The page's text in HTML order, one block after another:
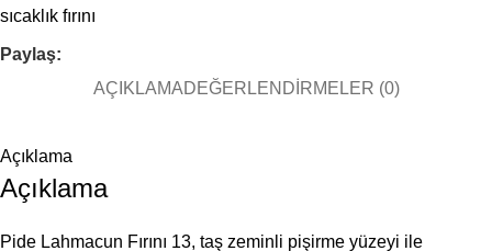
sıcaklık fırını
Paylaş:
AÇIKLAMADEĞERLENDIRMELER (0)
Açıklama
Açıklama
Pide Lahmacun Fırını 13, taş zeminli pişirme yüzeyi ile